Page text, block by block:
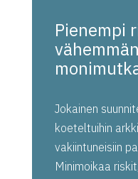
Pienempi
vähemmän
Jokainen
koeteltuihin
vakiintuneisiin
Minimoikaa